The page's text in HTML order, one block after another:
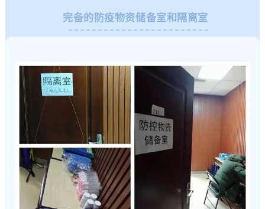
完备的防疫物资储备室和隔离室